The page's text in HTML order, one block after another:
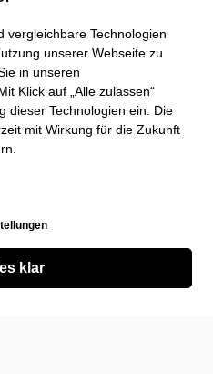
vergleichbare Technologien
unserer Webseite zu
in unseren
Klick auf „Alle zulassen“
dieser Technologien ein. Die
mit Wirkung für die Zukunft
klar